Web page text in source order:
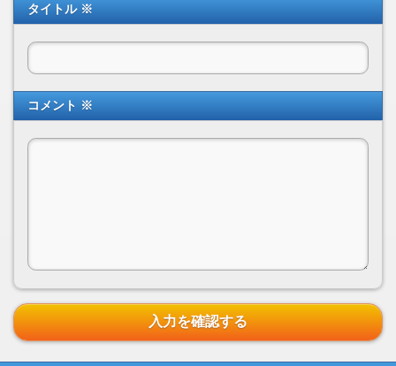
タイトル ※
コメント ※
入力を確認する